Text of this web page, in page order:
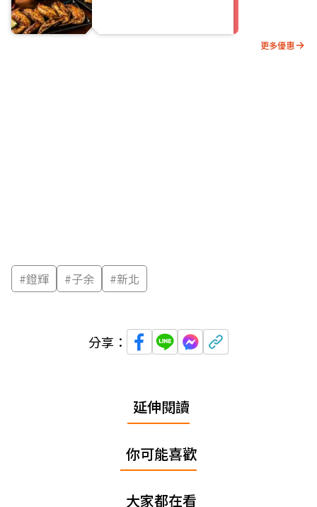
更多優惠
#鐙輝 #子余 #新北
分享：
延伸閱讀
你可能喜歡
大家都在看